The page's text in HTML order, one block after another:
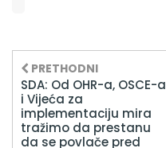
PRETHODNI
SDA: Od OHR-a, OSCE-a
i Vijeća za
implementaciju mira
tražimo da prestanu
da se povlače pred